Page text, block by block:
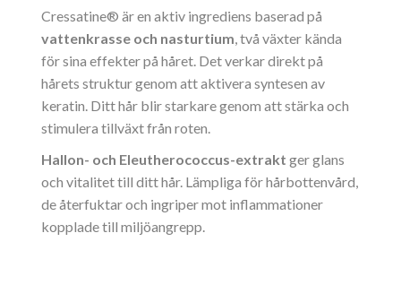
Cressatine® är en aktiv ingrediens baserad på
vattenkrasse och nasturtium, två växter kända
för sina effekter på håret. Det verkar direkt på
hårets struktur genom att aktivera syntesen av
keratin. Ditt hår blir starkare genom att stärka och
stimulera tillväxt från roten.
Hallon- och Eleutherococcus-extrakt ger glans
och vitalitet till ditt hår. Lämpliga för hårbottenvård,
de återfuktar och ingriper mot inflammationer
kopplade till miljöangrepp.